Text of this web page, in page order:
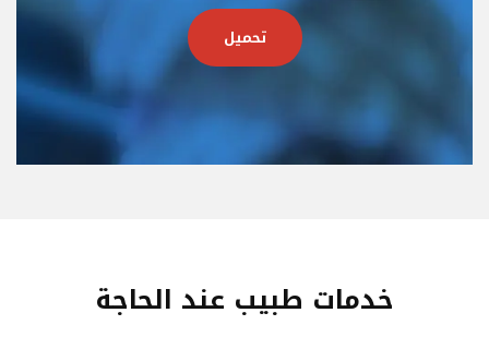
تحميل
خدمات طبيب عند الحاجة